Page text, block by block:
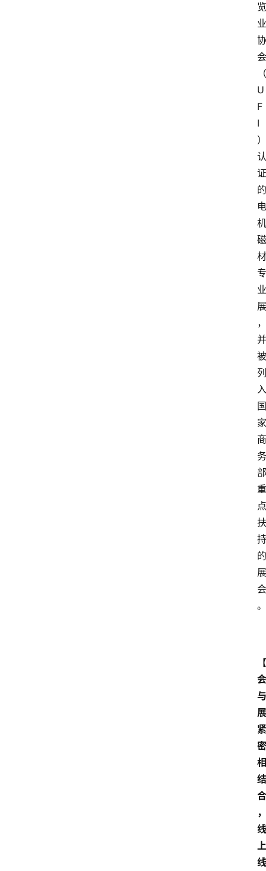
览
业
协
会
（
U
F
I
）
认
证
的
电
机
磁
材
专
业
展
，
并
被
列
入
国
家
商
务
部
重
点
扶
持
的
展
会
。
【
会
与
展
紧
密
相
结
合
，
线
上
线